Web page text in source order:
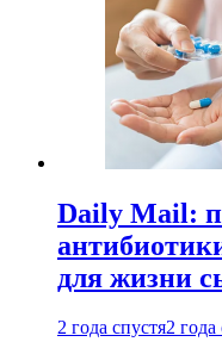
Daily Mail:
для жизни
2 года спустя2 года